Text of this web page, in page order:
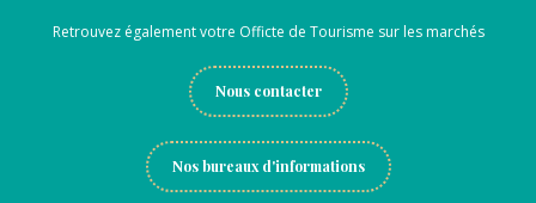
Retrouvez également votre Officte de Tourisme sur les marchés
Nous contacter
Nos bureaux d'informations